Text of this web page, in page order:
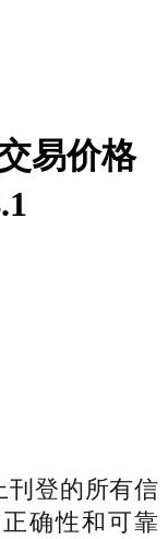
易价格
登的所有信
确性和可靠